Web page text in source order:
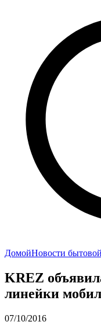
ДомойНовости
KREZ
линейки
07/10/2016